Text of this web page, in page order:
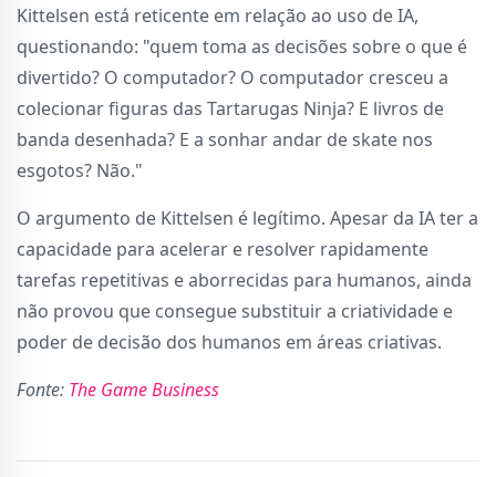
Kittelsen está reticente em relação ao uso de IA,
questionando: "quem toma as decisões sobre o que é
divertido? O computador? O computador cresceu a
colecionar figuras das Tartarugas Ninja? E livros de
banda desenhada? E a sonhar andar de skate nos
esgotos? Não."
O argumento de Kittelsen é legítimo. Apesar da IA ter a
capacidade para acelerar e resolver rapidamente
tarefas repetitivas e aborrecidas para humanos, ainda
não provou que consegue substituir a criatividade e
poder de decisão dos humanos em áreas criativas.
Fonte: The Game Business